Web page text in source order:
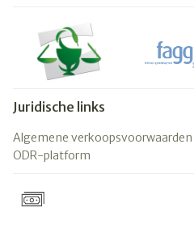
Juridische links
Algemene verkoopsvoorwaarden
ODR-platform